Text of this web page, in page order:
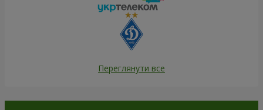
Переглянути все